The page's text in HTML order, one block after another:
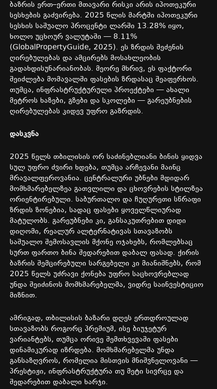
ბაზრის ერთ–ერთი მთავარი რისკი არის იპოთეკური
სესხების გაძვირება. 2025 წლის მარტში იპოთეკური
სესხის საშუალო პროცენტი ლარში 13.28% იყო,
ხოლო უცხოურ ვალუტაში — 8.11%
(GlobalPropertyGuide, 2025). ეს ზრდის შეძენის
ღირებულებას და ამცირებს მოსახლეობის
გადახდისუნარიანობას. მეორე მხრივ, ეს ფაქტორი
შეიძლება მომავალში ფასების ზრდასაც შეაფერხოს.
თუმცა, ინფრასტრუქტურული პროექტები —ახალი
მეტროს ხაზები, გზები და სკოლები —გარეუბნების
ღირებულებას კიდევ უფრო გაზრდის.
დასკვნა
2025 წელს თბილისის ორ საძინებლიანი ბინის ყიდვა
სულ უფრო ძვირი ხდება, თუმცა არჩევანი მაინც
მრავალფეროვანია. ცენტრალური უბნები მდიდარ
მომხმარებელზეა გათვლილი და ცხოვრების სტილზეა
ორიენტირებული. საბურთალო და ჩუღურეთი სწრაფი
ზრდის ზონებია, სადაც ფასები ყოველწლიურად
მატულობს. გარეუბნები კი, განსაკუთრებით დიდი
დიღომი, რეალურ ალტერნატივას სთავაზობს
საშუალო შემოსავლის მქონე ოჯახებს, რომლებსაც
სურთ ფართო ბინა შედარებით დაბალ ფასად. ქირის
ბაზრის შემცირებული სარგებელი კი მიანიშნებს, რომ
2025 წელს უძრავი ქონება უფრო საცხოვრებლად
უნდა შეიძინოს მომხმარებელმა, ვიდრე საინვესტიციო
მიზნით.
ამრიგად, თბილისის ბაზარი დღეს ერთდროულად
სთავაზობს როგორც პრემიუმ, ისე ბიუჯეტურ
ვარიანტებს, თუმცა ორივე შემთხვევაში ფასები
დინამიკურად იზრდება. მომხმარებელმა უნდა
განსაზღვროს, რომელია მისთვის მნიშვნელოვანი —
პრესტიჟი, ინფრასტრუქტურა თუ მეტი სივრცე და
შედარებით დაბალი ხარჯი.